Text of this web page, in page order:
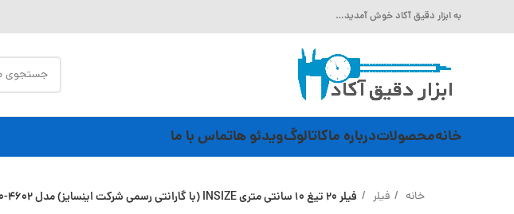
به ابزار دقیق آکاد خوش آمدید…
خانهمحصولاتدرباره ماکاتالوگویدئو هاتماس با ما
خانه فیلر فیلر 20 تیغ 10 سانتی متری INSIZE (با گارانتی رسمی شرکت اینسایز) مدل 4602-20